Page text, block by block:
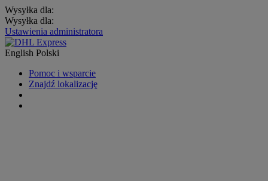
Wysyłka dla:
Wysyłka dla:
Ustawienia administratora
English Polski
Pomoc i wsparcie
Znajdź lokalizację